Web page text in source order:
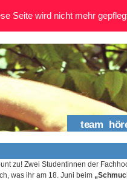
team
zu! Zwei Studentinnen der
was ihr am 18. Juni beim
Seite wird nicht mehr